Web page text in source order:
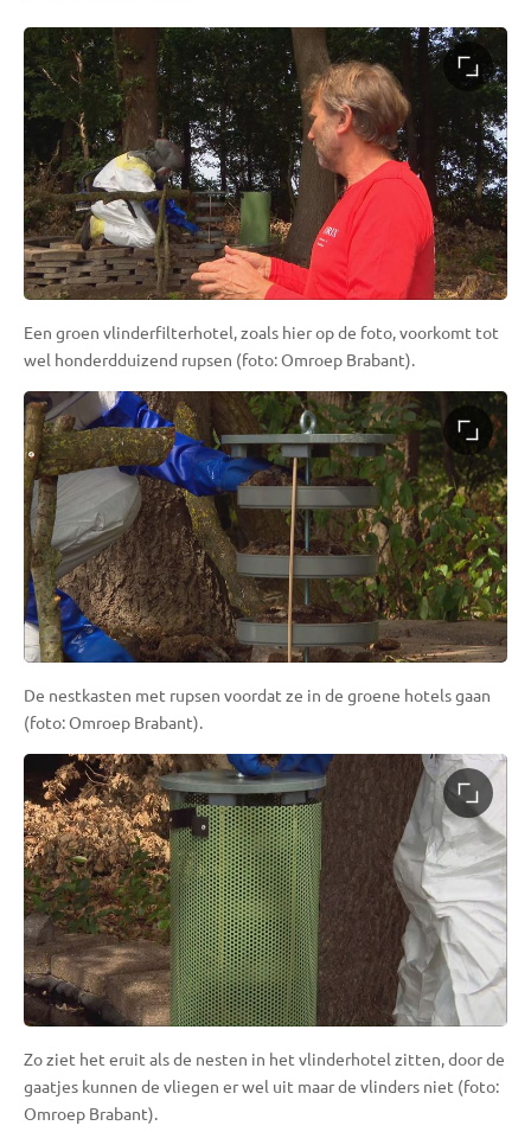
Een groen vlinderfilterhotel, zoals hier op de foto, voorkomt tot
wel honderdduizend rupsen (foto: Omroep Brabant).
De nestkasten met rupsen voordat ze in de groene hotels gaan
(foto: Omroep Brabant).
Zo ziet het eruit als de nesten in het vlinderhotel zitten, door de
gaatjes kunnen de vliegen er wel uit maar de vlinders niet (foto:
Omroep Brabant).